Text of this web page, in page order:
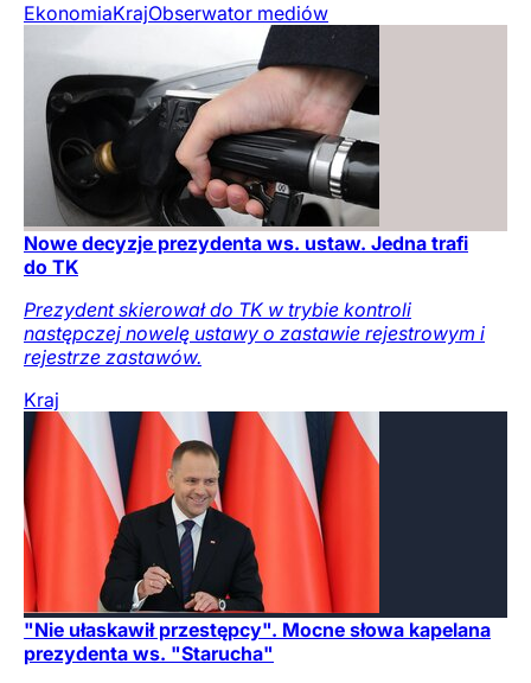
EkonomiaKrajObserwator mediów
Nowe decyzje prezydenta ws. ustaw. Jedna trafi
do TK
Prezydent skierował do TK w trybie kontroli
następczej nowelę ustawy o zastawie rejestrowym i
rejestrze zastawów.
Kraj
"Nie ułaskawił przestępcy". Mocne słowa kapelana
prezydenta ws. "Starucha"